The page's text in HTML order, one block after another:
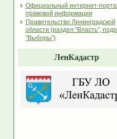
Официальный интернет-
правовой информации
Правительство Ленинградской
области (раздел "Власть",
"Выборы")
ЛенКадастр